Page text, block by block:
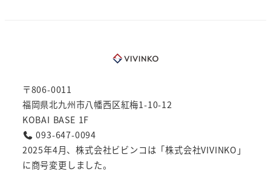
〒806-0011
福岡県北九州市八幡西区紅梅1-10-12
KOBAI BASE 1F
093-647-0094
2025年4月、株式会社ビビンコは「株式会社VIVINKO」
に商号変更しました。